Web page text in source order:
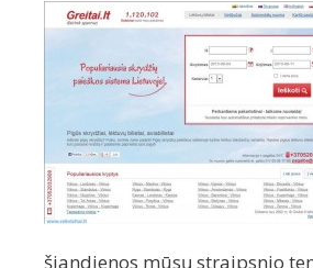
šiandienos mūsų straipsnio